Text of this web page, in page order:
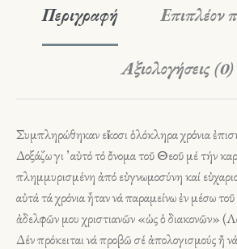
Περιγραφή Επιπλέον
Αξιολογήσεις (0)
Συμπληρώθηκαν εἴκοσι ὁλόκληρα χρόνια
Δοξάζω γι ̓ αὐτό τό ὄνομα τοῦ Θεοῦ μέ τήν
πλημμυρισμένη ἀπό εὐγνωμοσύνη καί
αὐτά τά χρόνια ἦταν νά παραμείνω ἐν μέσω
ἀδελφῶν μου χριστιανῶν «ὡς ὁ διακονῶν»
Δέν πρόκειται νά προβῶ σέ ἀπολογισμούς ἤ